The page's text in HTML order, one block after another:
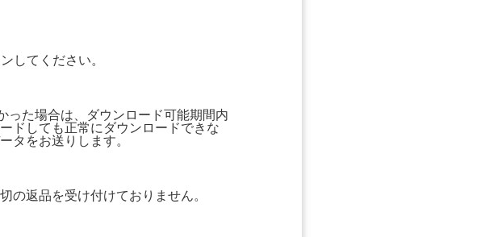
してください。
った場合は、ダウンロード可能期間内
ドしても正常にダウンロードできな
タをお送りします。
の返品を受け付けておりません。